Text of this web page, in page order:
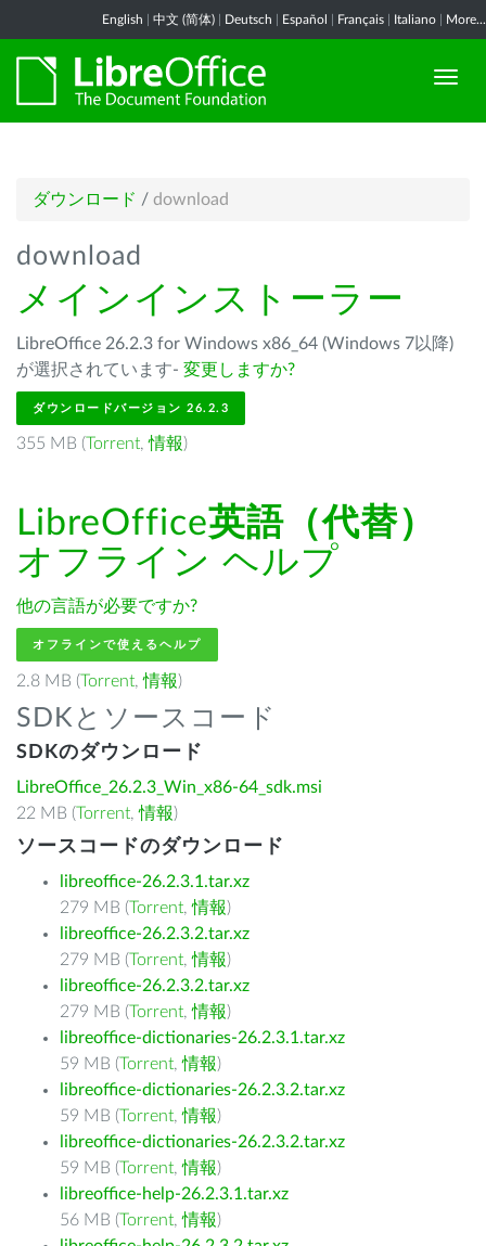
English 中文 (简体) Deutsch Español Français Italiano More...
ダウンロード / download
download
メインインストーラー
LibreOffice 26.2.3 for Windows x86_64 (Windows 7以降)
が選択されています- 変更しますか?
ダウンロードバージョン 26.2.3
355 MB (Torrent,情報)
LibreOffice英語（代替）
オフライン ヘルプ
他の言語が必要ですか?
オフラインで使えるヘルプ
2.8 MB (Torrent,情報)
SDKとソースコード
SDKのダウンロード
LibreOffice_26.2.3_Win_x86-64_sdk.msi
22 MB (Torrent,情報)
ソースコードのダウンロード
libreoffice-26.2.3.1.tar.xz
279 MB (Torrent,情報)
libreoffice-26.2.3.2.tar.xz
279 MB (Torrent,情報)
libreoffice-26.2.3.2.tar.xz
279 MB (Torrent,情報)
libreoffice-dictionaries-26.2.3.1.tar.xz
59 MB (Torrent,情報)
libreoffice-dictionaries-26.2.3.2.tar.xz
59 MB (Torrent,情報)
libreoffice-dictionaries-26.2.3.2.tar.xz
59 MB (Torrent,情報)
libreoffice-help-26.2.3.1.tar.xz
56 MB (Torrent,情報)